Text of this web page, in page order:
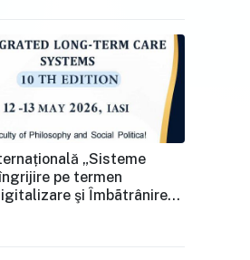
„Sisteme
pe termen
şi Ȋmbãtrânire” –
mai 2026, UAIC Iași